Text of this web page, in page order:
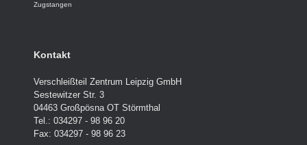
Zugstangen
Kontakt
Verschleißteil Zentrum Leipzig GmbH
Sestewitzer Str. 3
04463 Großpösna OT Störmthal
Tel.: 034297 - 98 96 20
Fax: 034297 - 98 96 23